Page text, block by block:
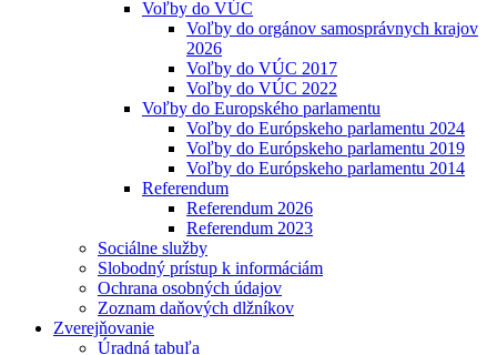
Voľby do VÚC
Voľby do orgánov samosprávnych krajov
2026
Voľby do VÚC 2017
Voľby do VÚC 2022
Voľby do Europského parlamentu
Voľby do Európskeho parlamentu 2024
Voľby do Európskeho parlamentu 2019
Voľby do Európskeho parlamentu 2014
Referendum
Referendum 2026
Referendum 2023
Sociálne služby
Slobodný prístup k informáciám
Ochrana osobných údajov
Zoznam daňových dlžníkov
Zverejňovanie
Úradná tabuľa